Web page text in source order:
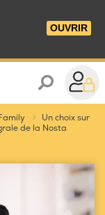
OUVRIR
Un choix sur
de la Nosta